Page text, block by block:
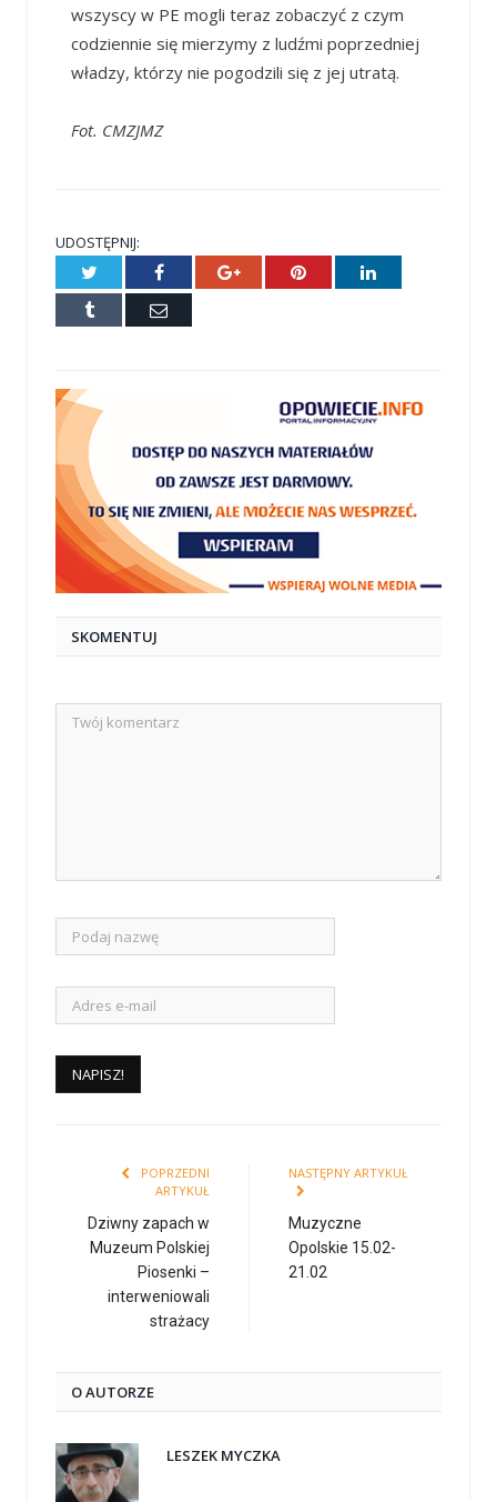
wszyscy w PE mogli teraz zobaczyć z czym
codziennie się mierzymy z ludźmi poprzedniej
władzy, którzy nie pogodzili się z jej utratą.
Fot. CMZJMZ
UDOSTĘPNIJ:
Twitter Facebook Google+ Pinterest LinkedIn
Tumblr
E-
SKOMENTUJ
POPRZEDNI
ARTYKUŁ
Dziwny zapach w
Muzeum Polskiej
Piosenki –
interweniowali
strażacy
NASTĘPNY ARTYKUŁ
Muzyczne
Opolskie 15.02-
21.02
O AUTORZE
LESZEK MYCZKA